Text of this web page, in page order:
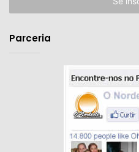
de
Parceria